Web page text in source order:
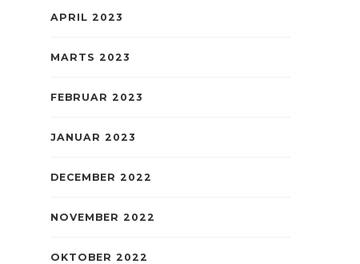
APRIL 2023
MARTS 2023
FEBRUAR 2023
JANUAR 2023
DECEMBER 2022
NOVEMBER 2022
OKTOBER 2022